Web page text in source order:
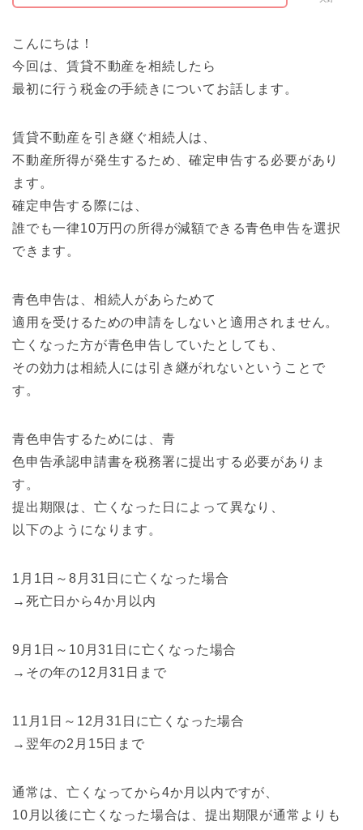
こんにちは！
今回は、賃貸不動産を相続したら
最初に行う税金の手続きについてお話します。
賃貸不動産を引き継ぐ相続人は、
不動産所得が発生するため、確定申告する必要があり
ます。
確定申告する際には、
誰でも一律10万円の所得が減額できる青色申告を選択
できます。
青色申告は、相続人があらためて
適用を受けるための申請をしないと適用されません。
亡くなった方が青色申告していたとしても、
その効力は相続人には引き継がれないということで
す。
青色申告するためには、青
色申告承認申請書を税務署に提出する必要がありま
す。
提出期限は、亡くなった日によって異なり、
以下のようになります。
1月1日～8月31日に亡くなった場合
→死亡日から4か月以内
9月1日～10月31日に亡くなった場合
→その年の12月31日まで
11月1日～12月31日に亡くなった場合
→翌年の2月15日まで
通常は、亡くなってから4か月以内ですが、
10月以後に亡くなった場合は、提出期限が通常よりも